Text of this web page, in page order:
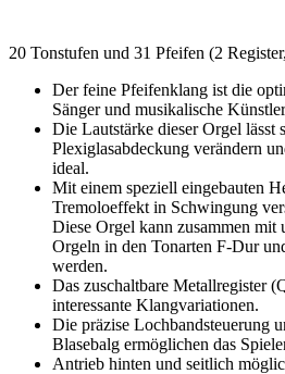
20 Tonstufen und 31 Pfeifen (2
Der feine Pfeifenklang ist die
Sänger und musikalische
Die Lautstärke dieser Orgel lässt
Plexiglasabdeckung verändern
ideal.
Mit einem speziell eingebauten
Tremoloeffekt in Schwingung
Diese Orgel kann zusammen mit
Orgeln in den Tonarten F-Dur
werden.
Das zuschaltbare Metallregister
interessante Klangvariationen.
Die präzise Lochbandsteuerung
Blasebalg ermöglichen das
Antrieb hinten und seitlich